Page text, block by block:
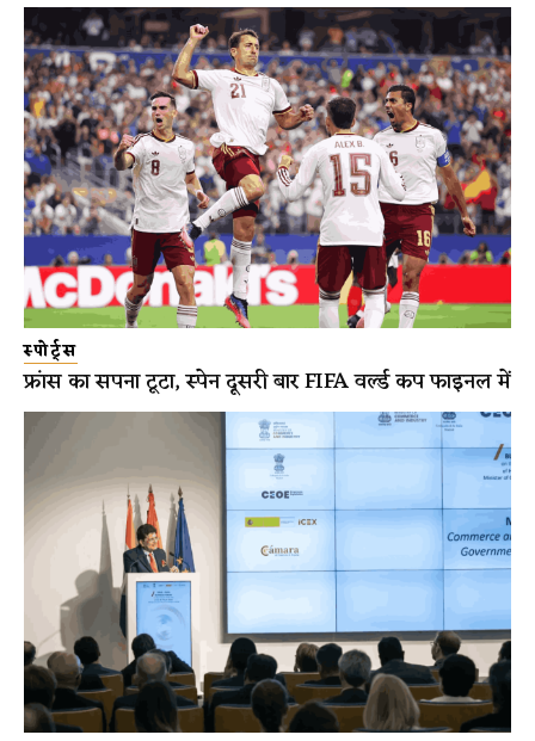
स्पोर्ट्स
फ्रांस का सपना टूटा, स्पेन दूसरी बार FIFA वर्ल्ड कप फाइनल में